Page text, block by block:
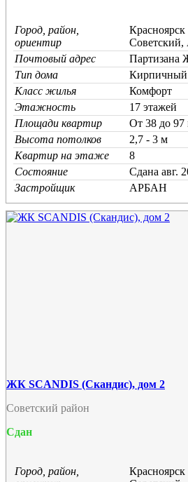
Город, район,
ориентир
Красноярск
Советский,
Почтовый адрес
Партизана
Тип дома
Кирпичный
Класс жилья
Комфорт
Этажность
17 этажей
Площади квартир
От 38 до 97
Высота потолков
2,7 - 3 м
Квартир на этаже
8
Состояние
Cдана авг.
Застройщик
АРБАН
ЖК SCANDIS (Скандис), дом 2
Советский район
Сдан
Город, район,
Красноярск